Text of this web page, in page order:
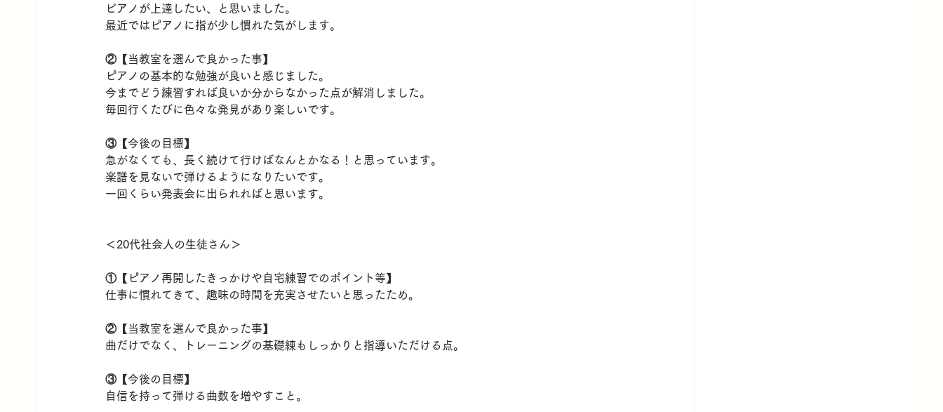
ビアノが上達したい、と思いました。
最近ではピアノに指が少し慣れた気がします。
②【当教室を選んで良かった事】
ピアノの基本的な勉強が良いと感じました。
今までどう練習すれば良いか分からなかった点が解消しました。
毎回行くたびに色々な発見があり楽しいです。
③【今後の目標】
急がなくても、長く続けて行けばなんとかなる！と思っています。
楽譜を見ないで弾けるようになりたいです。
一回くらい発表会に出られればと思います。
＜20代社会人の生徒さん＞
①【ピアノ再開したきっかけや自宅練習でのポイント等】
仕事に慣れてきて、趣味の時間を充実させたいと思ったため。
②【当教室を選んで良かった事】
曲だけでなく、トレーニングの基礎練もしっかりと指導いただける点。
③【今後の目標】
自信を持って弾ける曲数を増やすこと。